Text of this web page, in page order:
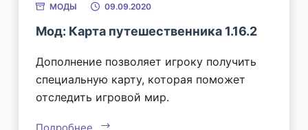
МОДЫ 09.09.2020
Мод: Карта путешественника 1.16.2
Дополнение позволяет игроку получить
специальную карту, которая поможет
отследить игровой мир.